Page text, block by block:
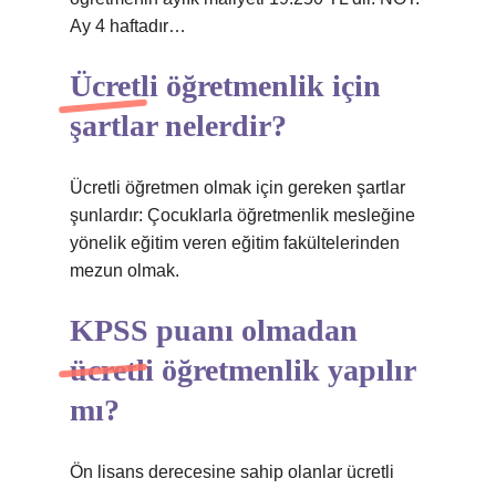
Ay 4 haftadır…
Ücretli öğretmenlik için
şartlar nelerdir?
Ücretli öğretmen olmak için gereken şartlar
şunlardır: Çocuklarla öğretmenlik mesleğine
yönelik eğitim veren eğitim fakültelerinden
mezun olmak.
KPSS puanı olmadan
ücretli öğretmenlik yapılır
mı?
Ön lisans derecesine sahip olanlar ücretli